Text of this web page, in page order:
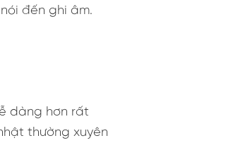
đến ghi âm.
dàng hơn rất
thường xuyên